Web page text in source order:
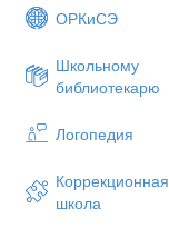
ОРКиСЭ
Школьному
библиотекарю
Логопедия
Коррекционная
школа